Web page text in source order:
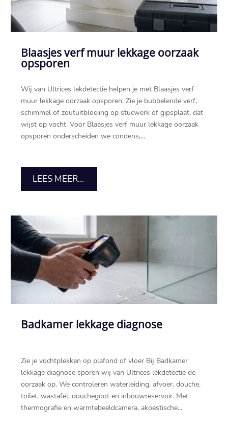
Blaasjes verf muur lekkage oorzaak
opsporen
Wij van Ultrices lekdetectie helpen je met Blaasjes verf
muur lekkage oorzaak opsporen.​ Zie je bubbelende verf,
schimmel of zoutuitbloeiing op stucwerk of gipsplaat, dat
wijst op vocht.​ Voor Blaasjes verf muur lekkage oorzaak
opsporen onderscheiden we condens,...
LEES MEER...
Badkamer lekkage diagnose
Zie je vochtplekken op plafond of vloer Bij Badkamer
lekkage diagnose sporen wij van Ultrices lekdetectie de
oorzaak op.​ We controleren waterleiding, afvoer, douche,
toilet, wastafel, douchegoot en inbouwreservoir.​ Met
thermografie en warmtebeeldcamera, akoestische...